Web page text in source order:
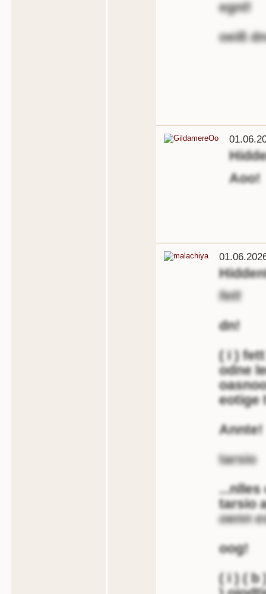
egnl!
oeiß
Aoo!
fett
dn!
( i )
odne
eotige
Annte!
tarsio
...nlles
tarsio
oenn
oog!
( i ) ( b